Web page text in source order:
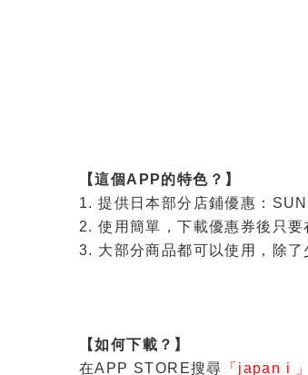
【這個APP的特色？】
1. 提供日本部分店鋪優惠：
2. 使用簡單，下載優惠券後只要
3. 大部分商品都可以使用，除了
【如何下載？】
在APP STORE搜尋
「japan i 」